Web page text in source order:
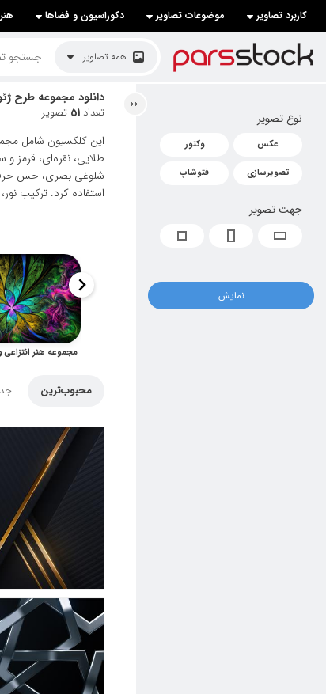
کاربرد تصاویر موضوعات تصاویر دکوراسیون و فضاها
همه تصاویر
دانلود مجموعه طرح
تعداد 51 تصویر
این کلکسیون شامل
طلایی، نقره‌ای، قرمز
شلوغی بصری، حس
استفاده کرد. ترکیب
محبوب‌ترین
نوع تصویر
عکس وکتور
تصویرسازی فتوشاپ
جهت تصویر
نمایش
لیست قیمت ها
موضوعات تصاویر
دکوراسیون و فضاها
هنرمندان ایرانی
کسب درآمد از فروش تصاویر
021 28428845
تماس با ما
بلاگ پارس استاک